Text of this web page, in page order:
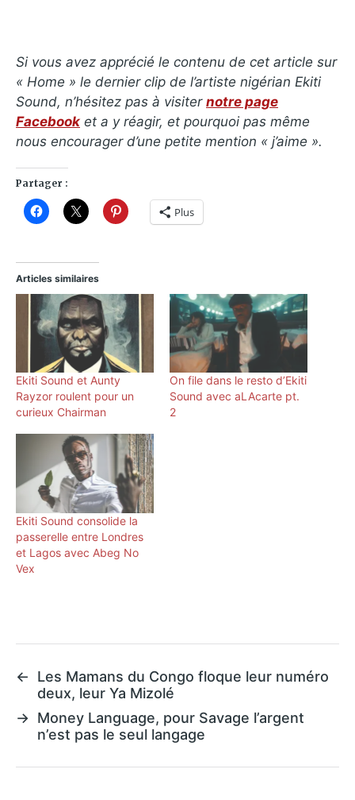
Si vous avez apprécié le contenu de cet article sur
« Home » le dernier clip de l’artiste nigérian Ekiti
Sound, n’hésitez pas à visiter notre page
Facebook et a y réagir, et pourquoi pas même
nous encourager d’une petite mention « j’aime ».
Partager :
Plus
Articles similaires
Ekiti Sound et Aunty
Rayzor roulent pour un
curieux Chairman
On file dans le resto d’Ekiti
Sound avec aLAcarte pt.
2
Ekiti Sound consolide la
passerelle entre Londres
et Lagos avec Abeg No
Vex
←
Les Mamans du Congo floque leur numéro
deux, leur Ya Mizolé
→ Money Language, pour Savage l’argent
n’est pas le seul langage